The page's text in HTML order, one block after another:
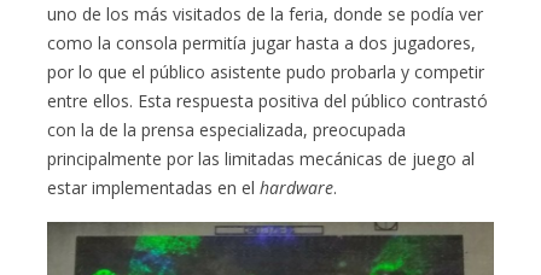
uno de los más visitados de la feria, donde se podía ver
como la consola permitía jugar hasta a dos jugadores,
por lo que el público asistente pudo probarla y competir
entre ellos. Esta respuesta positiva del público contrastó
con la de la prensa especializada, preocupada
principalmente por las limitadas mecánicas de juego al
estar implementadas en elhardware.